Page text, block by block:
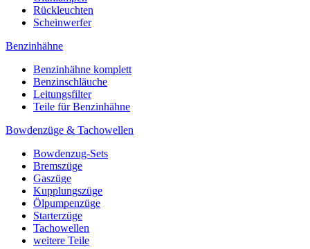
Rückleuchten
Scheinwerfer
Benzinhähne
Benzinhähne komplett
Benzinschläuche
Leitungsfilter
Teile für Benzinhähne
Bowdenzüge & Tachowellen
Bowdenzug-Sets
Bremszüge
Gaszüge
Kupplungszüge
Ölpumpenzüge
Starterzüge
Tachowellen
weitere Teile